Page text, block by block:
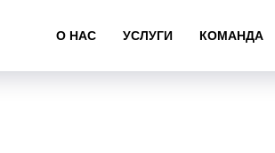
О НАС УСЛУГИ КОМАНДА